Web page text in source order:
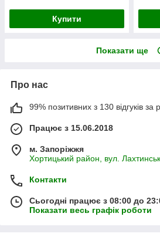
Купити
Показати ще
Про нас
99% позитивних з 130 відгуків за
Працює з 15.06.2018
м. Запоріжжя
Хортицький район, вул.
Контакти
Сьогодні працює з 08:00 до
Показати весь графік роботи